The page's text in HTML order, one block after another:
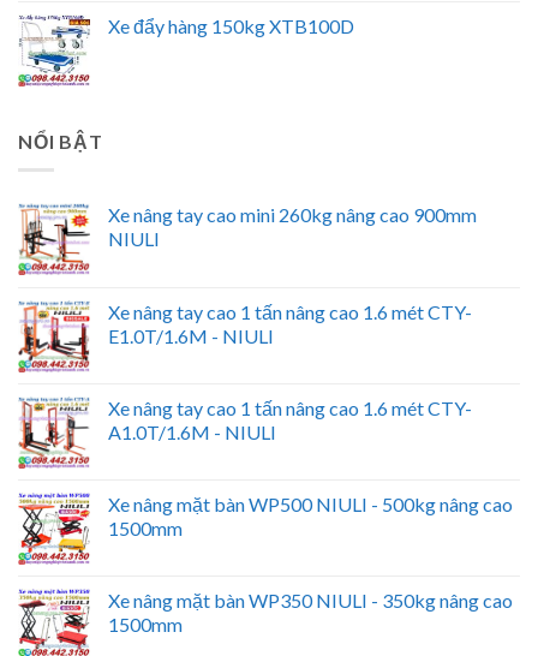
Xe đẩy hàng 150kg XTB100D
NỔI BẬT
Xe nâng tay cao mini 260kg nâng cao 900mm
NIULI
Xe nâng tay cao 1 tấn nâng cao 1.6 mét CTY-
E1.0T/1.6M - NIULI
Xe nâng tay cao 1 tấn nâng cao 1.6 mét CTY-
A1.0T/1.6M - NIULI
Xe nâng mặt bàn WP500 NIULI - 500kg nâng cao
1500mm
Xe nâng mặt bàn WP350 NIULI - 350kg nâng cao
1500mm